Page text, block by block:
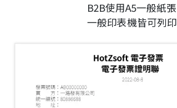
B2B使用A5一般紙張
一般印表機皆可列印